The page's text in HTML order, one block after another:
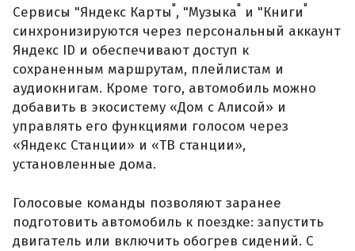
Сервисы "Яндекс Карты", "Музыка" и "Книги"
синхронизируются через персональный аккаунт
Яндекс ID и обеспечивают доступ к
сохраненным маршрутам, плейлистам и
аудиокнигам. Кроме того, автомобиль можно
добавить в экосистему «Дом с Алисой» и
управлять его функциями голосом через
«Яндекс Станции» и «ТВ станции»,
установленные дома.
Голосовые команды позволяют заранее
подготовить автомобиль к поездке: запустить
двигатель или включить обогрев сидений. С